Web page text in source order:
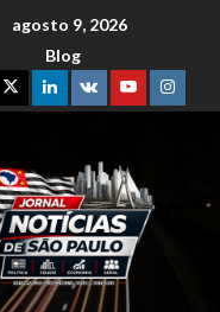
agosto 9, 2026
Blog